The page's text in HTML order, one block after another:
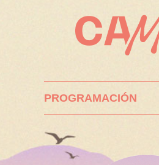
navigation
PROGRAMACIÓN